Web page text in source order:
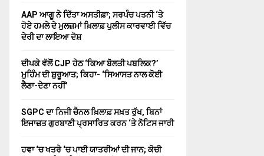
AAP ਆਗੂ ਨੇ ਦਿੱਤਾ ਅਸਤੀਫ਼ਾ; ਸਰਪੰਚ ਪਤਨੀ ‘ਤੇ
ਹੋਏ ਹਮਲੇ ਦੇ ਮੁਲਜ਼ਮਾਂ ਖ਼ਿਲਾਫ਼ ਪੁਲੀਸ ਕਾਰਵਾਈ ਵਿੱਚ
ਦੇਰੀ ਦਾ ਲਾਇਆ ਦੋਸ਼
ਦੀਪਕੇ ਵੱਲੋਂ CJP ਹੇਠ ‘ਕਿਆ ਬੋਲਤੀ ਪਬਲਿਕ?’
ਮੁਹਿੰਮ ਦੀ ਸ਼ੁਰੂਆਤ; ਕਿਹਾ- ‘ਸਿਆਸਤ ਨਾਲ ਕੋਈ
ਲੈਣਾ-ਦੇਣਾ ਨਹੀਂ’
SGPC ਦਾ ਨਿਜੀ ਚੈਨਲ ਖ਼ਿਲਾਫ਼ ਸਖ਼ਤ ਰੁੱਖ, ਬਿਨਾਂ
ਇਜਾਜ਼ਤ ਗੁਰਬਾਣੀ ਪ੍ਰਸਾਰਿਤ ਕਰਨ ‘ਤੇ ਨੋਟਿਸ ਜਾਰੀ
ਹਵਾ ‘ਚ ਖਤਰੇ ‘ਚ ਪਾਈ ਯਾਤਰੀਆਂ ਦੀ ਜਾਨ; ਕੋਚੀ